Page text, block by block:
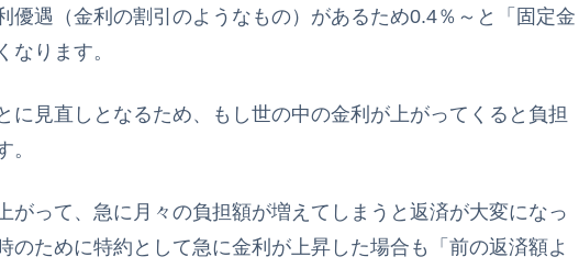
優遇（金利の割引のようなもの）があるため0.4％～と「固定金
なります。
に見直しとなるため、もし世の中の金利が上がってくると負担
。
がって、急に月々の負担額が増えてしまうと返済が大変になっ
のために特約として急に金利が上昇した場合も「前の返済額よ